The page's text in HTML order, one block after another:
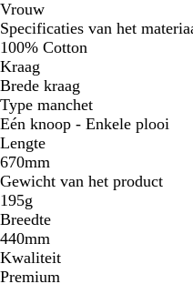
Vrouw
Specificaties van het
100% Cotton
Kraag
Brede kraag
Type manchet
Eén knoop - Enkele plooi
Lengte
670mm
Gewicht van het product
195g
Breedte
440mm
Kwaliteit
Premium